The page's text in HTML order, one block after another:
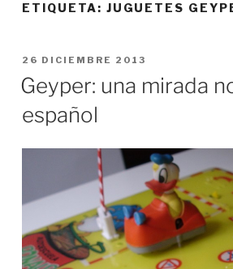
ETIQUETA: JUGUETES
PUBLICADO
EL
26 DICIEMBRE 2013
Geyper: una mirada
español